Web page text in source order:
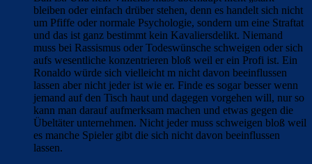
bleiben oder einfach drüber stehen, denn es handelt sich nicht
um Pfiffe oder normale Psychologie, sondern um eine Straftat
und das ist ganz bestimmt kein Kavaliersdelikt. Niemand
muss bei Rassismus oder Todeswünsche schweigen oder sich
aufs wesentliche konzentrieren bloß weil er ein Profi ist. Ein
Ronaldo würde sich vielleicht m nicht davon beeinflussen
lassen aber nicht jeder ist wie er. Finde es sogar besser wenn
jemand auf den Tisch haut und dagegen vorgehen will, nur so
kann man darauf aufmerksam machen und etwas gegen die
Übeltäter unternehmen. Nicht jeder muss schweigen bloß weil
es manche Spieler gibt die sich nicht davon beeinflussen
lassen.